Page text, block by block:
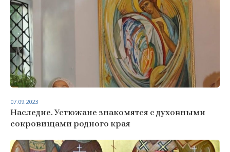
Наследие. Устюжане знакомятся с духовными
сокровищами родного края
07.09.2023